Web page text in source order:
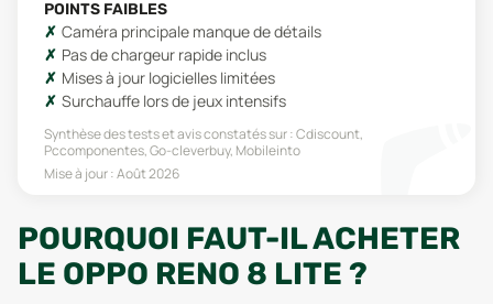
POINTS FAIBLES
Caméra principale manque de détails
Pas de chargeur rapide inclus
Mises à jour logicielles limitées
Surchauffe lors de jeux intensifs
Synthèse des tests et avis constatés sur :Cdiscount,
Pccomponentes, Go-cleverbuy, Mobileinto
Mise à jour :Août 2026
POURQUOI FAUT-IL ACHETER
LE OPPO RENO 8 LITE ?